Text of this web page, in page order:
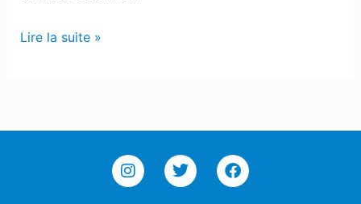
Lire la suite »
I
n
T
w
F
a